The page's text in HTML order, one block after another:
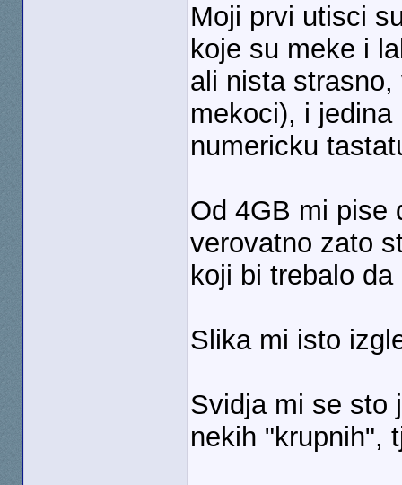
Moji prvi utisci
koje su meke i
ali nista
mekoci), i
numericku
Od 4GB mi pise
verovatno zato
koji bi trebalo
Slika mi isto
Svidja mi se sto
nekih "krupnih",